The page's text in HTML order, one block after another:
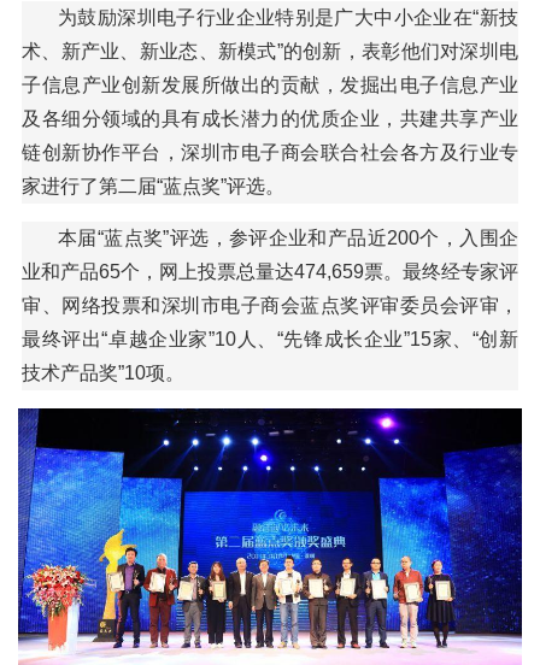
为鼓励深圳电子行业企业特别是广大中小企业在“新技
术、新产业、新业态、新模式”的创新，表彰他们对深圳电
子信息产业创新发展所做出的贡献，发掘出电子信息产业
及各细分领域的具有成长潜力的优质企业，共建共享产业
链创新协作平台，深圳市电子商会联合社会各方及行业专
家进行了第二届“蓝点奖”评选。
本届“蓝点奖”评选，参评企业和产品近200个，入围企
业和产品65个，网上投票总量达474,659票。最终经专家评
审、网络投票和深圳市电子商会蓝点奖评审委员会评审，
最终评出“卓越企业家”10人、“先锋成长企业”15家、“创新
技术产品奖”10项。